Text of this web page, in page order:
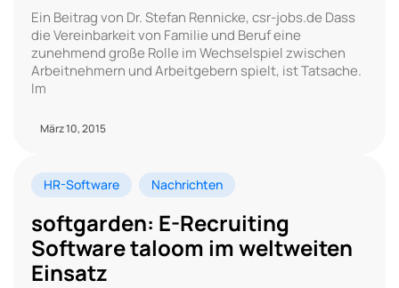
Ein Beitrag von Dr. Stefan Rennicke, csr-jobs.de Dass
die Vereinbarkeit von Familie und Beruf eine
zunehmend große Rolle im Wechselspiel zwischen
Arbeitnehmern und Arbeitgebern spielt, ist Tatsache.
Im
März 10, 2015
HR-Software Nachrichten
softgarden: E-Recruiting
Software taloom im weltweiten
Einsatz